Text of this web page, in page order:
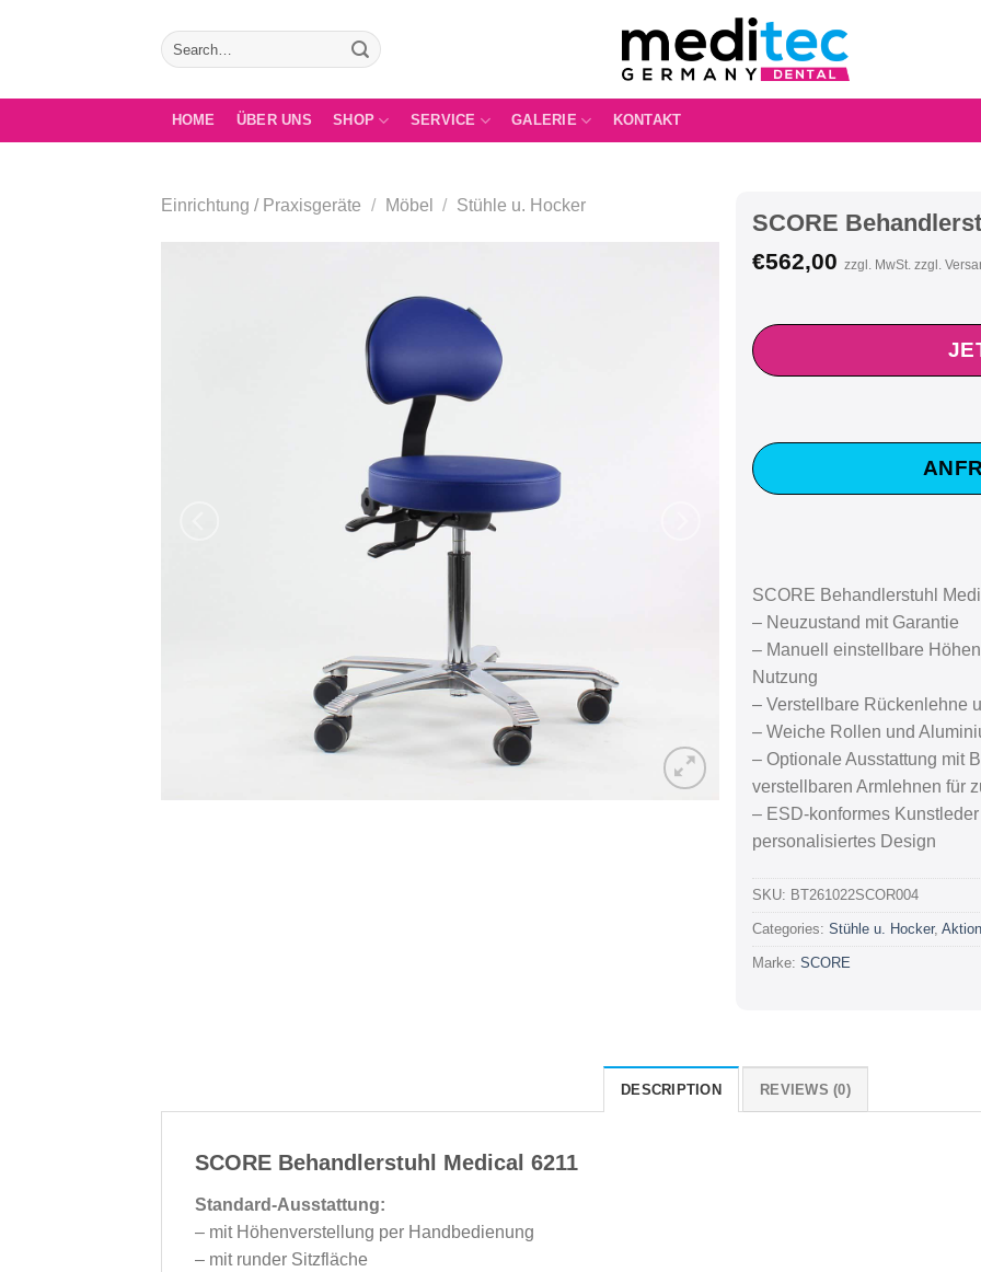
Search
for:
HOME ÜBER UNS SHOP SERVICE GALERIE KONTAKT
Einrichtung / Praxisgeräte / Möbel / Stühle u. Hocker
SCORE
€562,00 zzgl. MwSt. zzgl.
SCORE Behandlerstuhl
– Neuzustand mit Garantie
– Manuell einstellbare
Nutzung
– Verstellbare Rückenlehne
– Weiche Rollen und
– Optionale Ausstattung mit
verstellbaren Armlehnen für
– ESD-konformes
personalisiertes Design
SKU: BT261022SCOR004
Categories: Stühle u. Hocker,
Marke: SCORE
DESCRIPTION REVIEWS (0)
SCORE Behandlerstuhl Medical 6211
Standard-Ausstattung:
– mit Höhenverstellung per Handbedienung
– mit runder Sitzfläche